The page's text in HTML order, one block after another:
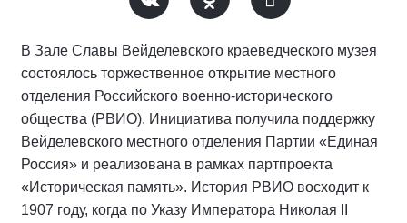
В Зале Славы Вейделевского краеведческого музея
состоялось торжественное открытие местного
отделения Российского военно-исторического
общества (РВИО). Инициатива получила поддержку
Вейделевского местного отделения Партии «Единая
Россия» и реализована в рамках партпроекта
«Историческая память». История РВИО восходит к
1907 году, когда по Указу Императора Николая II